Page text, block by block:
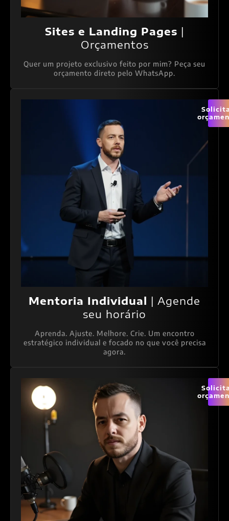
Sites e Landing Pages |
Orçamentos
Quer um projeto exclusivo feito por mim? Peça seu
orçamento direto pelo WhatsApp.
Mentoria Individual | Agende
seu horário
Aprenda. Ajuste. Melhore. Crie. Um encontro
estratégico individual e focado no que você precisa
agora.